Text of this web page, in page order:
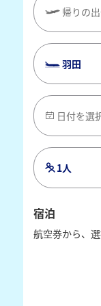
帰りの
羽田
日付を選
1人
宿泊
航空券から、
宿泊地を